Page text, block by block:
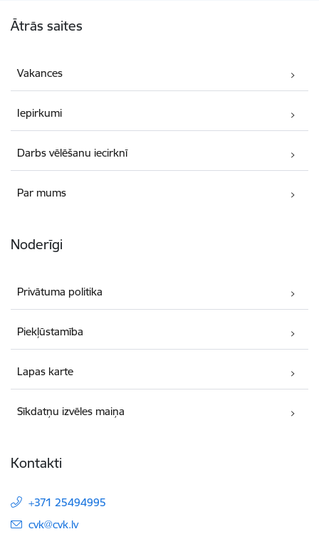
Ātrās saites
Vakances
Iepirkumi
Darbs vēlēšanu iecirknī
Par mums
Noderīgi
Privātuma politika
Piekļūstamība
Lapas karte
Sīkdatņu izvēles maiņa
Kontakti
+371 25494995
E-pasts:
cvk@cvk.lv